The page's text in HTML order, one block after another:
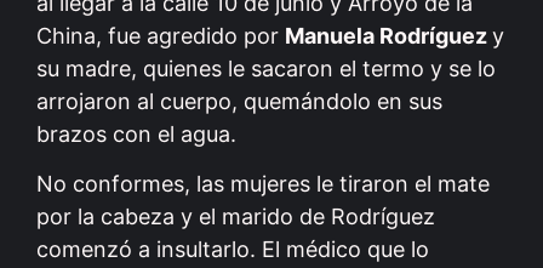
China, fue agredido por Manuela Rodríguezy
su madre, quienes le sacaron el termo y se lo
arrojaron al cuerpo, quemándolo en sus
brazos con el agua.
No conformes, las mujeres le tiraron el mate
por la cabeza y el marido de Rodríguez
comenzó a insultarlo. El médico que lo